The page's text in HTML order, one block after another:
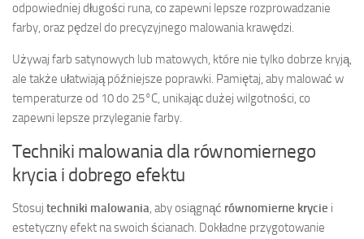
odpowiedniej długości runa, co zapewni lepsze rozprowadzanie
farby, oraz pędzel do precyzyjnego malowania krawędzi.
Używaj farb satynowych lub matowych, które nie tylko dobrze kryją,
ale także ułatwiają późniejsze poprawki. Pamiętaj, aby malować w
temperaturze od 10 do 25°C, unikając dużej wilgotności, co
zapewni lepsze przyleganie farby.
Techniki malowania dla równomiernego
krycia i dobrego efektu
Stosuj techniki malowania, aby osiągnąć równomierne krycie i
estetyczny efekt na swoich ścianach. Dokładne przygotowanie